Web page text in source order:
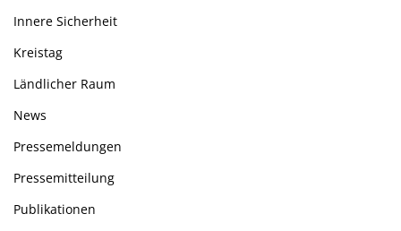
Innere Sicherheit
Kreistag
Ländlicher Raum
News
Pressemeldungen
Pressemitteilung
Publikationen